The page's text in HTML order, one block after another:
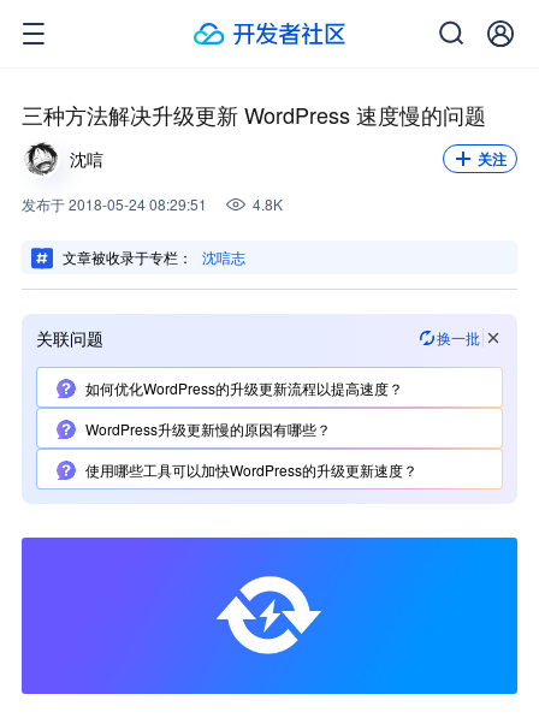
三种方法解决升级更新 WordPress 速度慢的问题
沈唁 关注
发布于2018-05-24 08:29:51 4.8K
文章被收录于专栏： 沈唁志
关联问题 换一批
如何优化WordPress的升级更新流程以提高速度？
WordPress升级更新慢的原因有哪些？
使用哪些工具可以加快WordPress的升级更新速度？